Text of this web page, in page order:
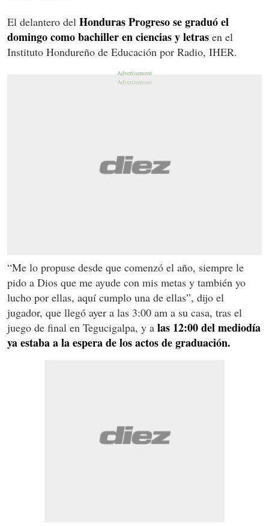
El delantero del Honduras Progreso se graduó el
domingo como bachiller en ciencias y letras en el
Instituto Hondureño de Educación por Radio, IHER.
“Me lo propuse desde que comenzó el año, siempre le
pido a Dios que me ayude con mis metas y también yo
lucho por ellas, aquí cumplo una de ellas”, dijo el
jugador, que llegó ayer a las 3:00 am a su casa, tras el
juego de final en Tegucigalpa, y a las 12:00 del mediodía
ya estaba a la espera de los actos de graduación.